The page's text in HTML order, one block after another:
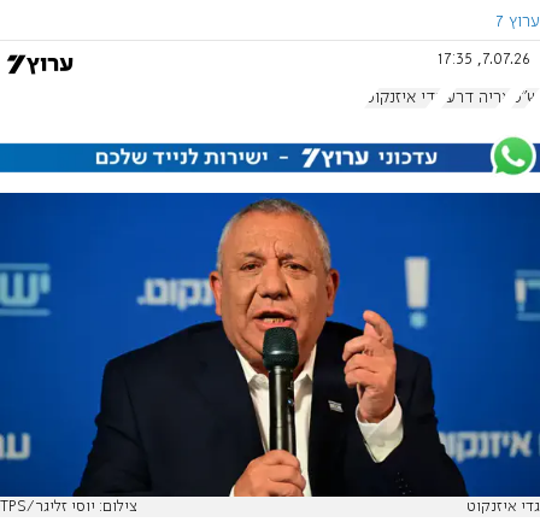
ערוץ 7
7.07.26, 17:35
ש"ס אריה דרעי גדי איזנקוט
גדי איזנקוט צילום: יוסי זליגר/TPS